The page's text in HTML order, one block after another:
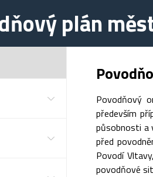
plán
Povodňový
především
působnosti a
před
Povodí
povodňové